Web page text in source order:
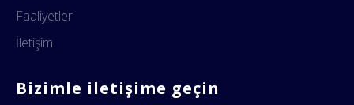
Faaliyetler
İletişim
Bizimle iletişime geçin